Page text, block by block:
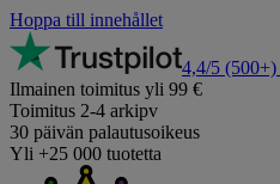
Hoppa till innehållet
4,4/5 (500+)
Ilmainen toimitus yli 99 €
Toimitus 2-4 arkipv
30 päivän palautusoikeus
Yli +25 000 tuotetta